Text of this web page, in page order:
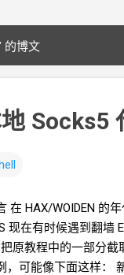
的博文
Socks5
在 HAX/WOIDEN 的
现在有时候遇到翻墙
原教程中的一部分
，可能像下面这样：